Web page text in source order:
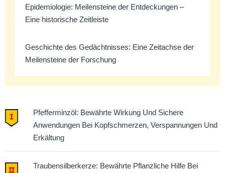
Epidemiologie: Meilensteine der Entdeckungen –
Eine historische Zeitleiste
Geschichte des Gedächtnisses: Eine Zeitachse der
Meilensteine der Forschung
Pfefferminzöl: Bewährte Wirkung Und Sichere
Anwendungen Bei Kopfschmerzen, Verspannungen Und
Erkältung
Traubensilberkerze: Bewährte Pflanzliche Hilfe Bei